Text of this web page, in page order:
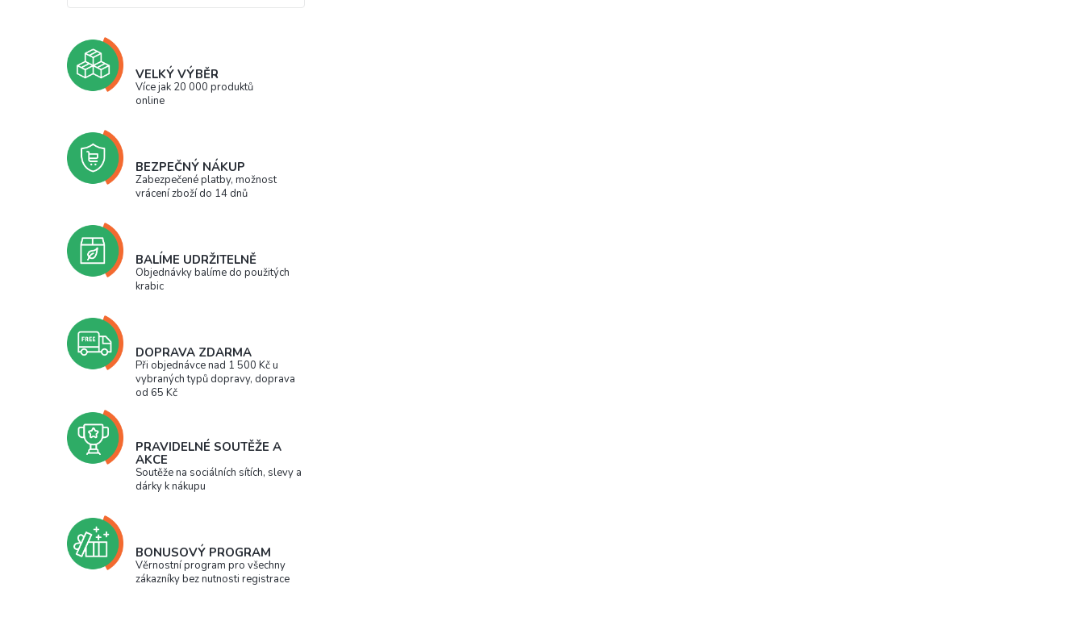
VELKÝ VÝBĚR
Více jak 20 000 produktů
online
BEZPEČNÝ NÁKUP
Zabezpečené platby, možnost
vrácení zboží do 14 dnů
BALÍME UDRŽITELNĚ
Objednávky balíme do použitých
krabic
DOPRAVA ZDARMA
Při objednávce nad 1 500 Kč u
vybraných typů dopravy, doprava
od 65 Kč
PRAVIDELNÉ SOUTĚŽE A
AKCE
Soutěže na sociálních sítích, slevy a
dárky k nákupu
BONUSOVÝ PROGRAM
Věrnostní program pro všechny
zákazníky bez nutnosti registrace